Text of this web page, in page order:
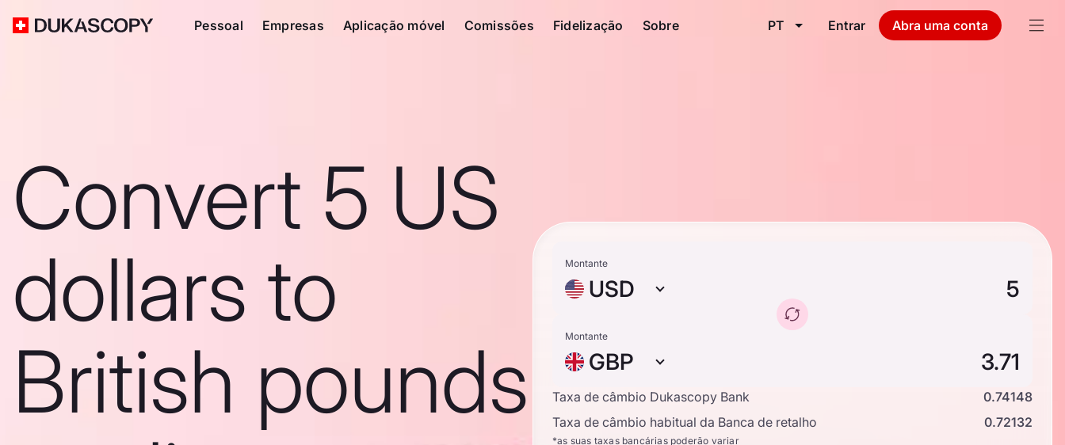
Pessoal Empresas Aplicação móvel Comissões Fidelização Sobre PT Entrar Abra uma conta
Convert 5 US
dollars to
British pounds
Montante
USD
Montante
GBP
Taxa de câmbio Dukascopy Bank
0.74148
Taxa de câmbio habitual da Banca de retalho
0.72132
*as suas taxas bancárias poderão variar